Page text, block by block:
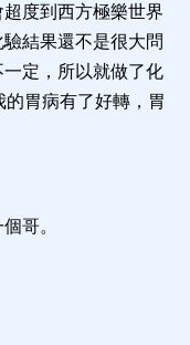
度到西方極樂世界
結果還不是很大問
定，所以就做了化
胃病有了好轉，胃
哥。